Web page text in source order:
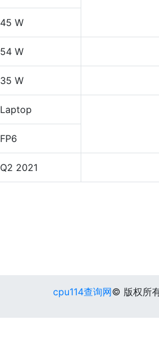
45 W
54 W
35 W
Laptop
FP6
Q2 2021
cpu114查询网© 版权所